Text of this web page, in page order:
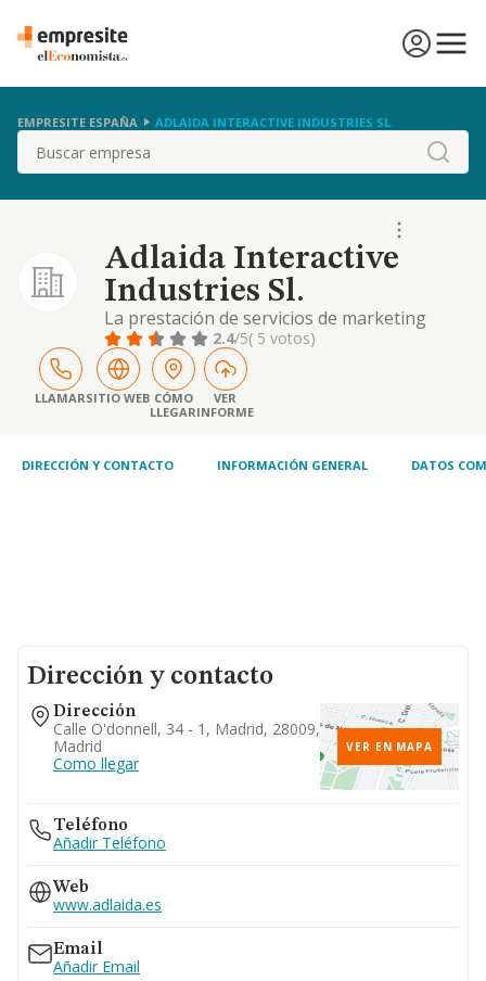
EMPRESITE ESPAÑA ADLAIDA INTERACTIVE INDUSTRIES SL.
Buscar
Adlaida Interactive
Industries Sl.
La prestación de servicios de marketing
interactivo y comunicación, consultoría,
formación, desarrollo de software, páginas
web y app s y generación de contenidos en
múltiples soportes. (cnaes 6209, 6201 y
6202). siendo su actividad principal la
interactivo (cn
2.4/5( 5 votos)
LLAMARSITIO WEB CÓMO
LLEGAR
VER
INFORME
DIRECCIÓN Y CONTACTO INFORMACIÓN GENERAL DATOS
Dirección y contacto
Dirección
Calle O'donnell, 34 - 1, Madrid, 28009,
Madrid
Como llegar
VER EN MAPA
Teléfono
Añadir Teléfono
Web
www.adlaida.es
Email
Añadir Email